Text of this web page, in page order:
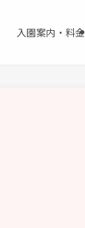
入園案内・料金